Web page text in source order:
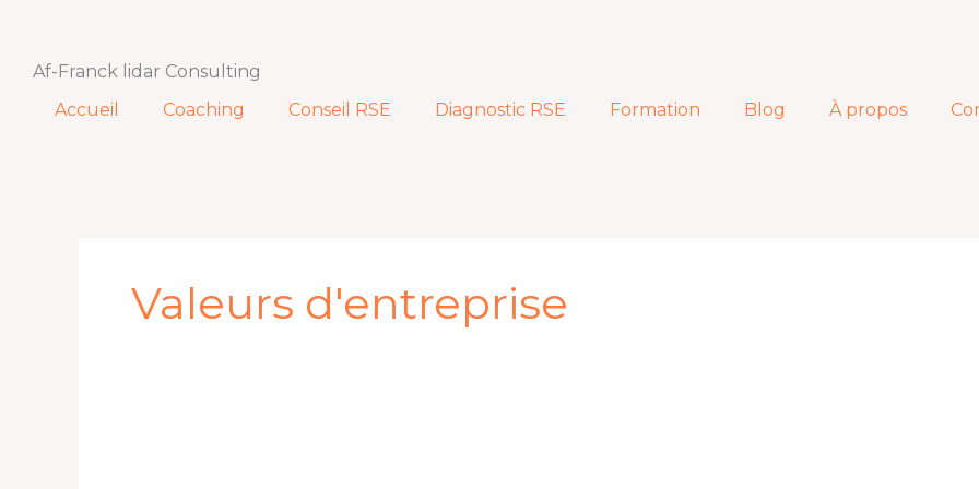
contenu
Af-Franck lidar Consulting
Accueil
Coaching Conseil RSE Diagnostic RSE Formation Blog À propos
Valeurs d'entreprise